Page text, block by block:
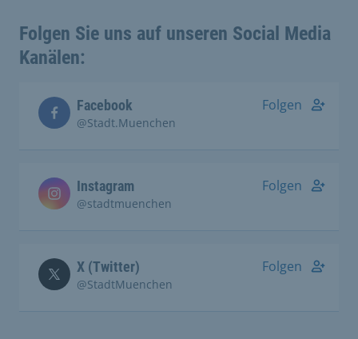
Folgen Sie uns auf unseren Social Media
Kanälen:
Facebook
@Stadt.Muenchen
Folgen
Instagram
@stadtmuenchen
Folgen
X (Twitter)
@StadtMuenchen
Folgen